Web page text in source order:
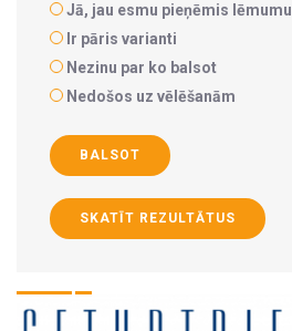
Jā, jau esmu pieņēmis lēmumu
Ir pāris varianti
Nezinu par ko balsot
Nedošos uz vēlēšanām
BALSOT
SKATĪT REZULTĀTUS